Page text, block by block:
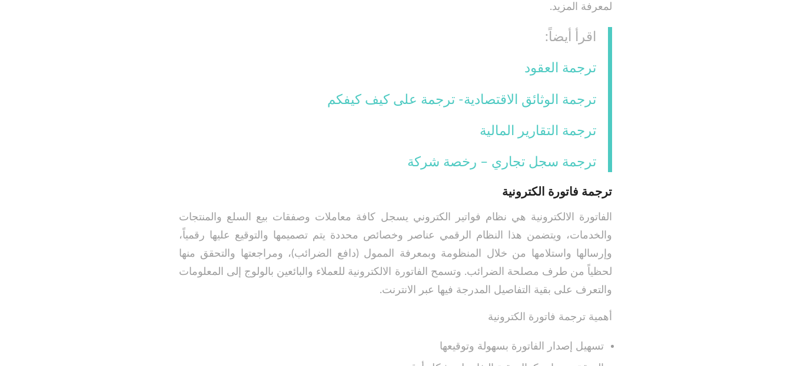
لمعرفة المزيد.
اقرأ أيضاً:
ترجمة العقود
ترجمة الوثائق الاقتصادية- ترجمة على كيف كيفكم
ترجمة التقارير المالية
ترجمة سجل تجاري – رخصة شركة
ترجمة فاتورة الكترونية
الفاتورة الالكترونية هي نظام فواتير الكتروني يسجل كافة معاملات وصفقات بيع السلع والمنتجات
والخدمات، ويتضمن هذا النظام الرقمي عناصر وخصائص محددة يتم تصميمها والتوقيع عليها رقمياً،
وإرسالها واستلامها من خلال المنظومة وبمعرفة الممول (دافع الضرائب)، ومراجعتها والتحقق منها
لحظياً من طرف مصلحة الضرائب. وتسمح الفاتورة الالكترونية للعملاء والبائعين بالولوج إلى المعلومات
والتعرف على بقية التفاصيل المدرجة فيها عبر الانترنت.
أهمية ترجمة فاتورة الكترونية
تسهيل إصدار الفاتورة بسهولة وتوقيعها